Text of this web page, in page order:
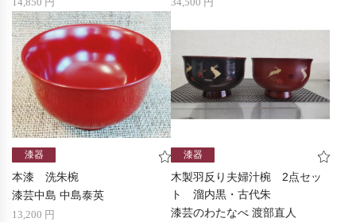
漆器
本漆 洗朱椀
漆芸中島 中島泰英
13,200 円
漆器
木製羽反り夫婦汁椀 2点セッ
ト 溜内黒・古代朱
漆芸のわたなべ 渡部直人